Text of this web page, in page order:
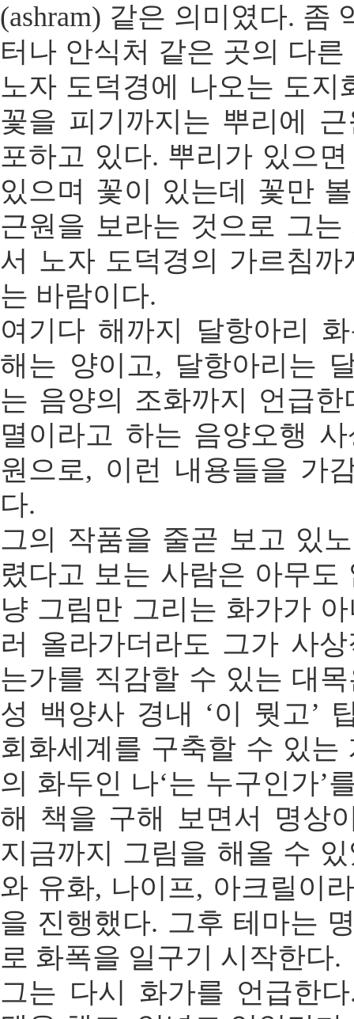
(ashram) 같은 의미였다. 좀
터나 안식처 같은 곳의 다
노자 도덕경에 나오는 도
꽃을 피기까지는 뿌리에
포하고 있다. 뿌리가 있으
있으며 꽃이 있는데 꽃만
근원을 보라는 것으로 그
서 노자 도덕경의 가르침
는 바람이다.
여기다 해까지 달항아리
해는 양이고, 달항아리는
는 음양의 조화까지 언급
멸이라고 하는 음양오행
원으로, 이런 내용들을 가
다.
그의 작품을 줄곧 보고 있
렸다고 보는 사람은 아무도
냥 그림만 그리는 화가가
러 올라가더라도 그가 사
는가를 직감할 수 있는 대
성 백양사 경내 ‘이 뭣고’
회화세계를 구축할 수 있는
의 화두인 나‘는 누구인가’
해 책을 구해 보면서 명상
지금까지 그림을 해올 수
와 유화, 나이프, 아크릴이
을 진행했다. 그후 테마는
로 화폭을 일구기 시작한다.
그는 다시 화가를 언급한